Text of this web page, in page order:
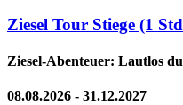
Ziesel Tour Stiege (1
Ziesel-Abenteuer: Lautlos
08.08.2026 - 31.12.2027